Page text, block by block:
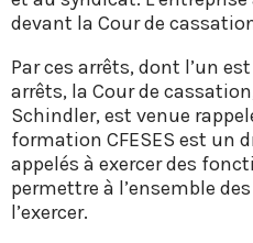
devant la Cour de
Par ces arrêts, dont l’un
arrêts, la Cour de
Schindler, est venue
formation CFESES est un
appelés à exercer des
permettre à l’ensemble
l’exercer.